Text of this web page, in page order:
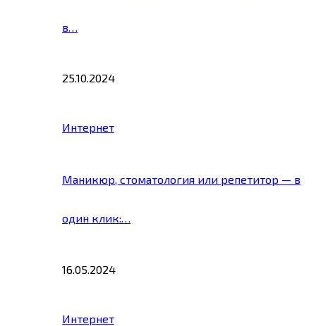
в…
25.10.2024
Интернет
Маникюр, стоматология или репетитор — в
один клик:…
16.05.2024
Интернет